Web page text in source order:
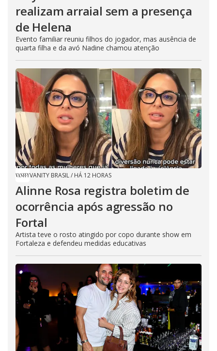
realizam arraial sem a presença
de Helena
Evento familiar reuniu filhos do jogador, mas ausência de
quarta filha e da avó Nadine chamou atenção
VANITY BRASIL/ HÁ 12 HORAS
Alinne Rosa registra boletim de
ocorrência após agressão no
Fortal
Artista teve o rosto atingido por copo durante show em
Fortaleza e defendeu medidas educativas